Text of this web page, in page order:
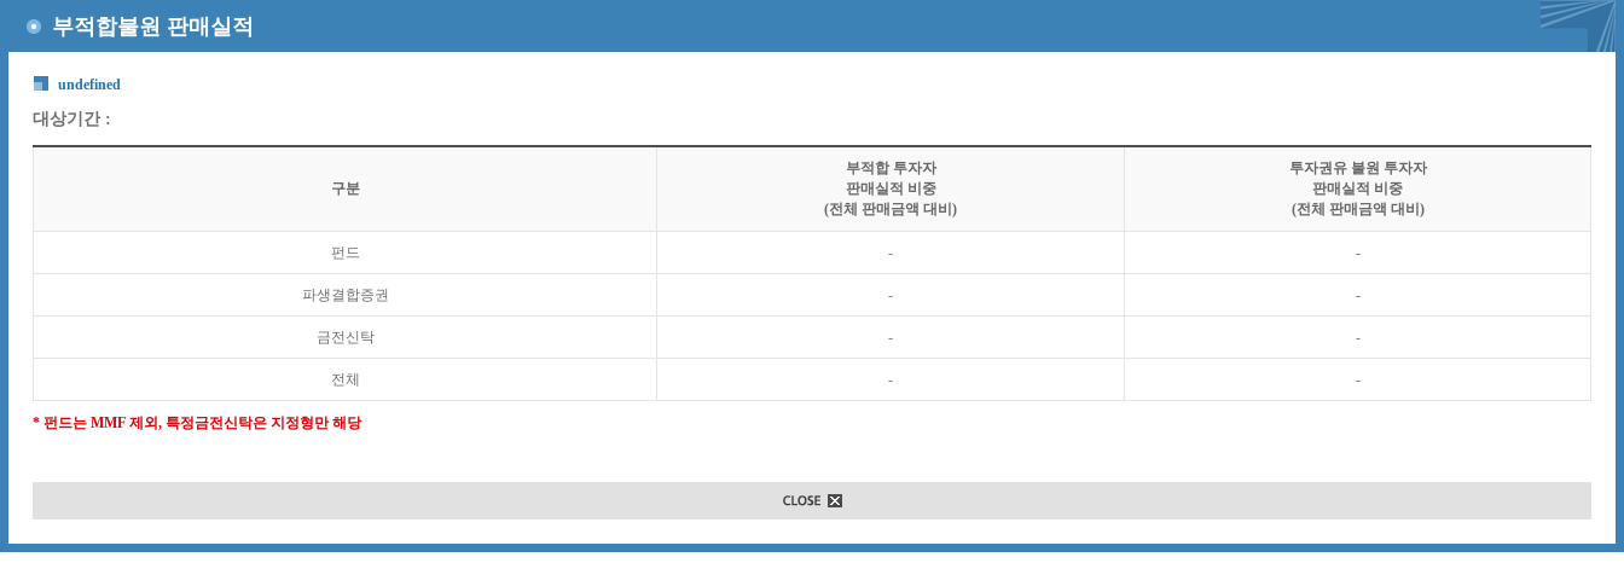
부적합불원 판매실적
undefined
대상기간 :
구분
부적합 투자자
판매실적 비중
(전체 판매금액 대비)
투자권유 불원 투자자
판매실적 비중
(전체 판매금액 대비)
펀드 - -
파생결합증권 - -
금전신탁 - -
전체 - -
* 펀드는 MMF 제외, 특정금전신탁은 지정형만 해당